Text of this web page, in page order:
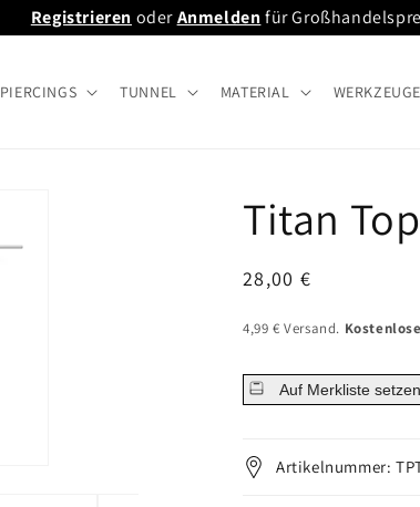
Registrieren oderAnmeldenfür
PIERCINGS TUNNEL MATERIAL WERKZEUGE
Titan
Normaler
28,00 €
4,99 € Versand.
Auf Merkliste setzen
Artikelnummer: